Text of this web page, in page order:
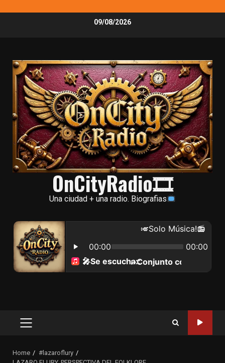
09/08/2026
OnCityRadio🎞
Una ciudad + una radio. Biografias
Primary
Home
#lazaroflury